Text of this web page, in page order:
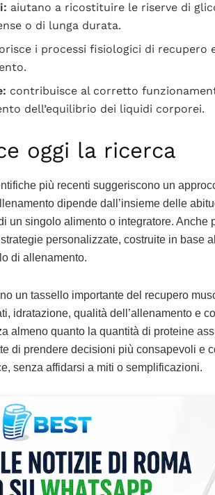
aiutano a ricostituire le riserve di
o di lunga durata.
i processi fisiologici di recupero
contribuisce al corretto
dell’equilibrio dei liquidi corporei.
oggi la ricerca
più recenti suggeriscono un
dipende dall’insieme delle
un singolo alimento o integratore. Anche
strategie personalizzate, costruite in base
di allenamento.
un tassello importante del recupero
idratazione, qualità dell’allenamento e
almeno quanto la quantità di proteine
di prendere decisioni più consapevoli e
senza affidarsi a miti o semplificazioni.